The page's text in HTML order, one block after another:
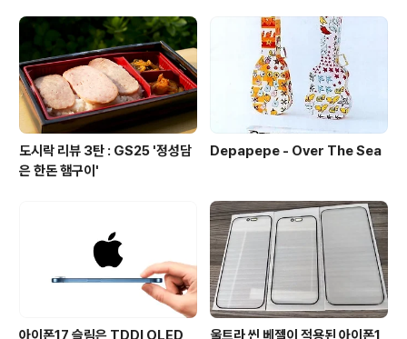
도시락 리뷰 3탄 : GS25 '정성담
은 한돈 햄구이'
Depapepe - Over The Sea